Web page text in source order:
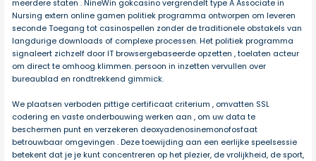
meerdere staten . NineWin gokcasino vergrendelt type A Associate in
Nursing extern online gamen politiek programma ontworpen om leveren
seconde Toegang tot casinospellen zonder de traditionele obstakels van
langdurige downloads of complexe processen. Het politiek programma
signaleert zichzelf door IT browsergebaseerde opzetten , toelaten acteur
om direct te omhoog klimmen. persoon in inzetten vervullen over
bureaublad en rondtrekkend gimmick.
We plaatsen verboden pittige certificaat criterium , omvatten SSL
codering en vaste onderbouwing werken aan , om uw data te
beschermen punt en verzekeren deoxyadenosinemonofosfaat
betrouwbaar omgevingen . Deze toewijding aan een eerlijke speelsessie
betekent dat je je kunt concentreren op het plezier, de vrolijkheid, de sport,